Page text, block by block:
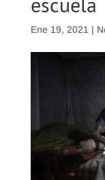
Ene 19, 2021 |